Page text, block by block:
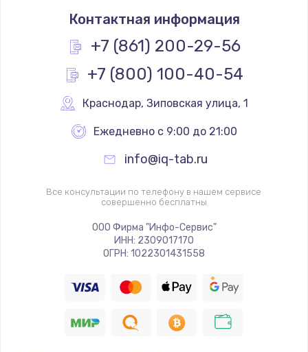
Контактная информация
+7 (861) 200-29-56
+7 (800) 100-40-54
Краснодар, Зиповская улица, 1
Ежедневно с 9:00 до 21:00
info@iq-tab.ru
Все консультации по телефону в нашем сервисе
совершенно бесплатны
ООО Фирма "Инфо-Сервис"
ИНН: 2309017170
ОГРН: 1022301431558